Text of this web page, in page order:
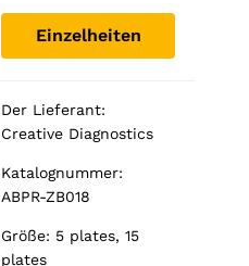
Einzelheiten
Der Lieferant:
Creative Diagnostics
Katalognummer:
ABPR-ZB018
Größe: 5 plates, 15
plates